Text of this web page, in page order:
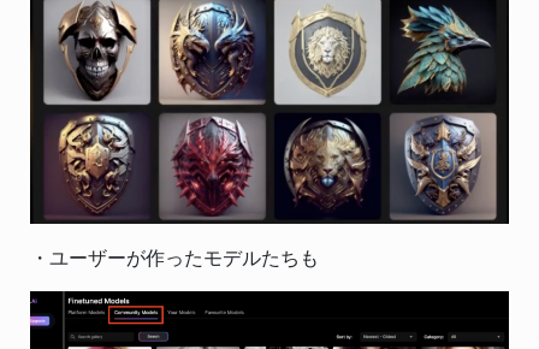
・ユーザーが作ったモデルたちも